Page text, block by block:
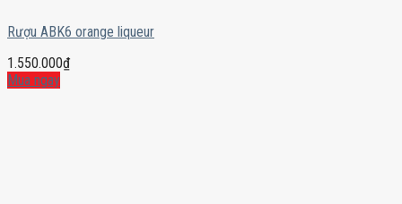
Rượu ABK6 orange liqueur
1.550.000₫
Mua ngay